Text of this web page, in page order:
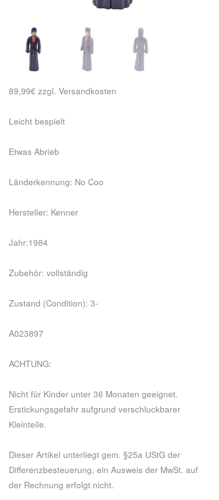
89,99€ zzgl. Versandkosten
Leicht bespielt
Etwas Abrieb
Länderkennung: No Coo
Hersteller: Kenner
Jahr:1984
Zubehör: vollständig
Zustand (Condition): 3-
A023897
ACHTUNG:
Nicht für Kinder unter 36 Monaten geeignet.
Erstickungsgefahr aufgrund verschluckbarer
Kleinteile.
Dieser Artikel unterliegt gem. §25a UStG der
Differenzbesteuerung, ein Ausweis der MwSt. auf
der Rechnung erfolgt nicht.